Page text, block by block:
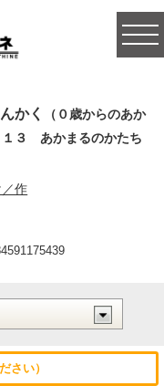
かく
（０歳からのあか
３ あかまるのかたち
作
さい）